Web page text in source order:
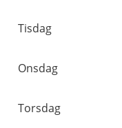
Tisdag
Onsdag
Torsdag